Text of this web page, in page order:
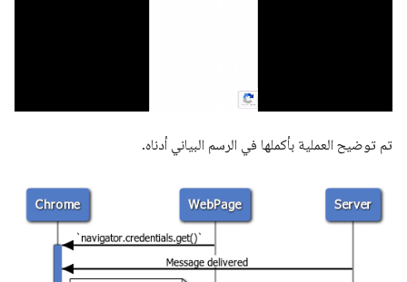
تم توضيح العملية بأكملها في الرسم البياني أدناه.